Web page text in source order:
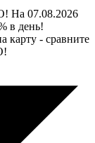
На 07.08.2026
в день!
карту - сравните